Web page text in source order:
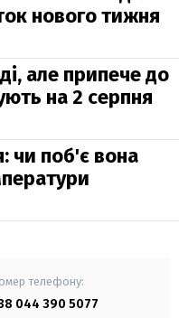
нового тижня
але припече до
на 2 серпня
чи поб'є вона
телефону:
044 390 5077